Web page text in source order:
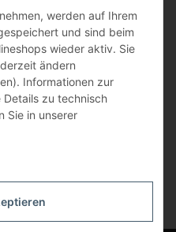
werden auf Ihrem
und sind beim
wieder aktiv. Sie
ändern
Informationen zur
Details zu technisch
Sie in unserer